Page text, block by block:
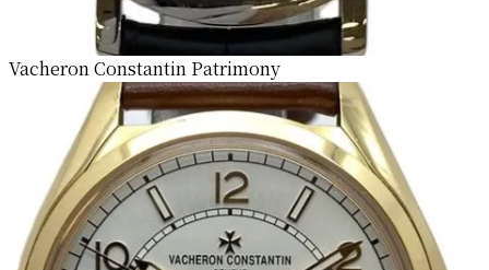
Vacheron Constantin Patrimony